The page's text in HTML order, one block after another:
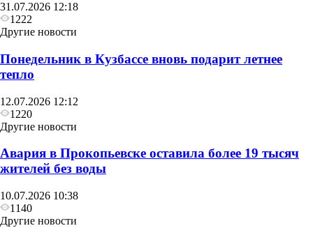
31.07.2026 12:18
1222
Другие новости
Понедельник в Кузбассе вновь подарит летнее
тепло
12.07.2026 12:12
1220
Другие новости
Авария в Прокопьевске оставила более 19 тысяч
жителей без воды
10.07.2026 10:38
1140
Другие новости